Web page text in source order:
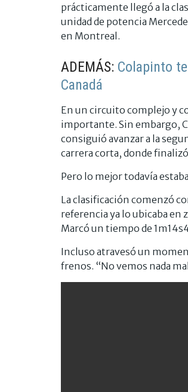
prácticamente llegó a la
unidad de potencia
en Montreal.
ADEMÁS: Colapinto
Canadá
En un circuito complejo y
importante. Sin embargo,
consiguió avanzar a la
carrera corta, donde
Pero lo mejor todavía
La clasificación comenzó
referencia ya lo ubicaba en
Marcó un tiempo de
Incluso atravesó un
frenos. “No vemos nada